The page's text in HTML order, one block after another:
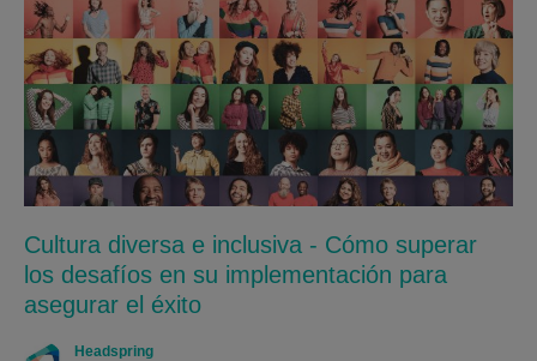
Cultura diversa e inclusiva - Cómo superar
los desafíos en su implementación para
asegurar el éxito
Headspring